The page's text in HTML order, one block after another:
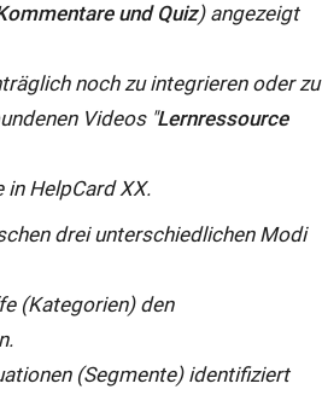
und Quiz) angezeigt
noch zu integrieren oder zu
Videos "Lernressource
HelpCard XX.
drei unterschiedlichen Modi
(Kategorien) den
(Segmente) identifiziert